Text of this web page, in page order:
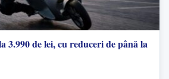
3.990 de lei, cu reduceri de până la